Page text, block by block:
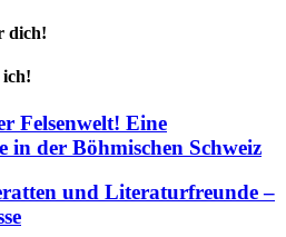
dich!
Felsenwelt! Eine
in der Böhmischen Schweiz
und Literaturfreunde –